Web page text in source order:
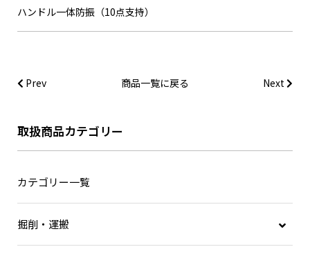
ハンドル一体防振（10点支持）
Prev 商品一覧に戻る Next
取扱商品カテゴリー
カテゴリー一覧
掘削・運搬